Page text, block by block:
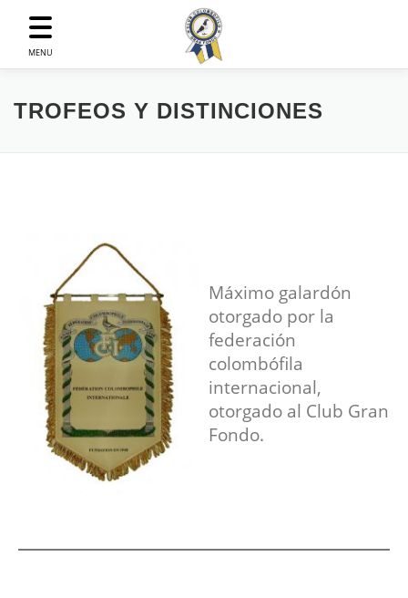
MENU
contenido
TROFEOS Y DISTINCIONES
Máximo galardón
otorgado por la
federación
colombófila
internacional,
otorgado al Club Gran
Fondo.